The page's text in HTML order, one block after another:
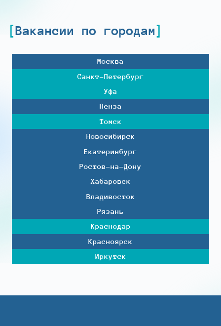
Вакансии по городам
Москва
Санкт-Петербург
Уфа
Пенза
Томск
Новосибирск
Екатеринбург
Ростов-на-Дону
Хабаровск
Владивосток
Рязань
Краснодар
Красноярск
Иркутск